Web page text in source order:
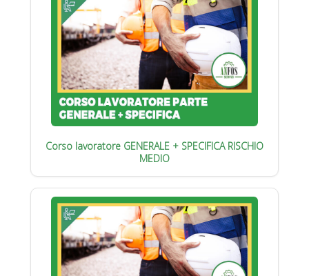
Corso lavoratore GENERALE + SPECIFICA RISCHIO
MEDIO